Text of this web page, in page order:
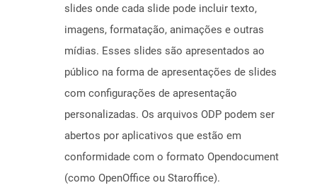
slides onde cada slide pode incluir texto,
imagens, formatação, animações e outras
mídias. Esses slides são apresentados ao
público na forma de apresentações de slides
com configurações de apresentação
personalizadas. Os arquivos ODP podem ser
abertos por aplicativos que estão em
conformidade com o formato Opendocument
(como OpenOffice ou Staroffice).